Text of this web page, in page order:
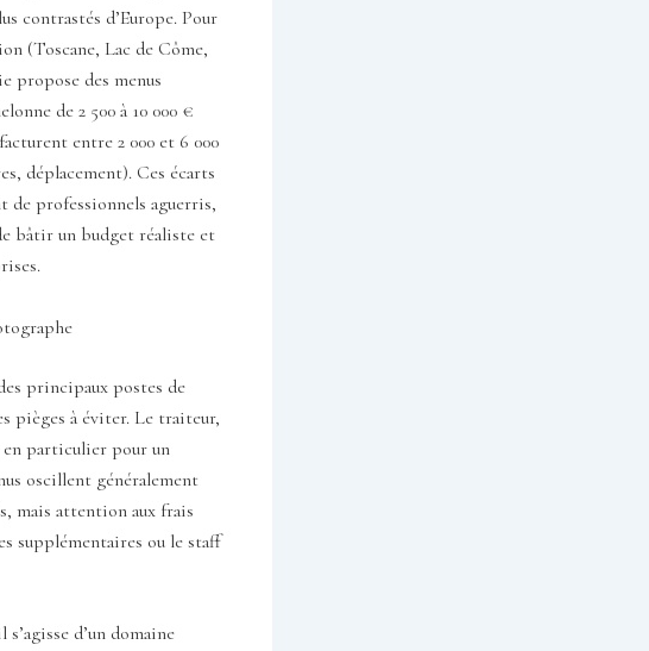
contrastés d’Europe. Pour
(Toscane, Lac de Côme,
propose des menus
de 2 500 à 10 000 €
entre 2 000 et 6 000
déplacement). Ces écarts
de professionnels aguerris,
bâtir un budget réaliste et
principaux postes de
pièges à éviter. Le traiteur,
particulier pour un
oscillent généralement
mais attention aux frais
supplémentaires ou le staff
d’un domaine